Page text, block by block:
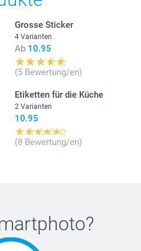
Grosse Sticker
4 Varianten
Ab 10.95
(5 Bewertung/en)
Etiketten für die Küche
2 Varianten
10.95
(8 Bewertung/en)
?